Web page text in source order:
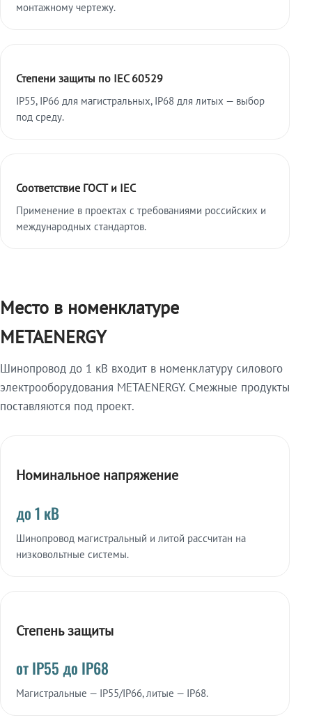
монтажному чертежу.
Степени защиты по IEC 60529
IP55, IP66 для магистральных, IP68 для литых — выбор
под среду.
Соответствие ГОСТ и IEC
Применение в проектах с требованиями российских и
международных стандартов.
Место в номенклатуре
METAENERGY
Шинопровод до 1 кВ входит в номенклатуру силового
электрооборудования METAENERGY. Смежные продукты
поставляются под проект.
Номинальное напряжение
до 1 кВ
Шинопровод магистральный и литой рассчитан на
низковольтные системы.
Степень защиты
от IP55 до IP68
Магистральные — IP55/IP66, литые — IP68.